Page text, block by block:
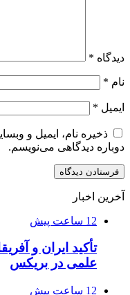
دیدگاه *
نام *
ایمیل *
ذخیره نام، ایمیل و
دوباره دیدگاهی می‌نویسم.
آخرین اخبار
12 ساعت پیش
تأکید ایران و
علمی در بریکس
12 ساعت پیش